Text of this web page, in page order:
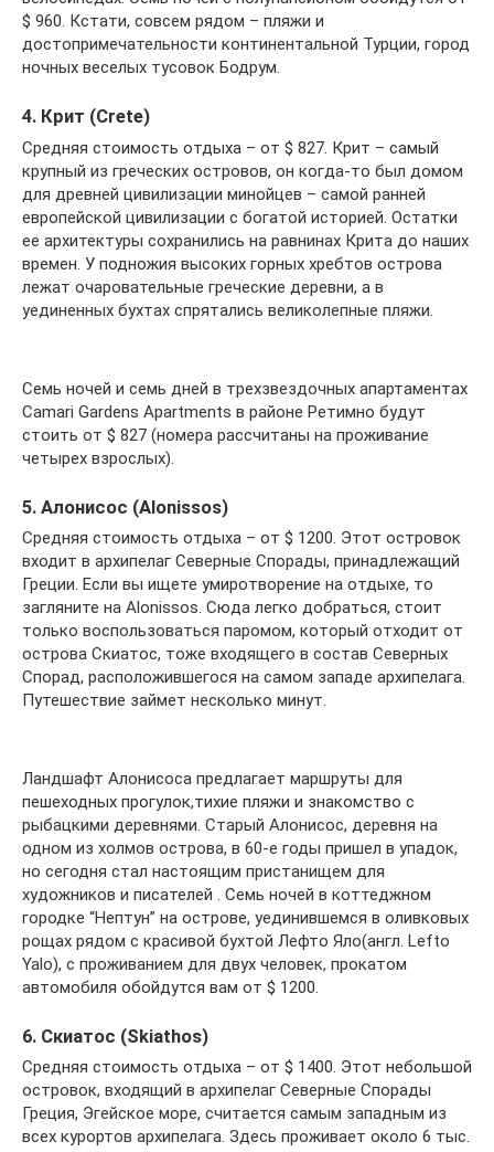
$ 960. Кстати, совсем рядом – пляжи и
достопримечательности континентальной Турции, город
ночных веселых тусовок Бодрум.
4. Крит (Crete)
Средняя стоимость отдыха – от $ 827. Крит – самый
крупный из греческих островов, он когда-то был домом
для древней цивилизации минойцев – самой ранней
европейской цивилизации с богатой историей. Остатки
ее архитектуры сохранились на равнинах Крита до наших
времен. У подножия высоких горных хребтов острова
лежат очаровательные греческие деревни, а в
уединенных бухтах спрятались великолепные пляжи.
Семь ночей и семь дней в трехзвездочных апартаментах
Camari Gardens Apartments в районе Ретимно будут
стоить от $ 827 (номера рассчитаны на проживание
четырех взрослых).
5. Алонисос (Alonissos)
Средняя стоимость отдыха – от $ 1200. Этот островок
входит в архипелаг Северные Спорады, принадлежащий
Греции. Если вы ищете умиротворение на отдыхе, то
загляните на Alonissos. Сюда легко добраться, стоит
только воспользоваться паромом, который отходит от
острова Скиатос, тоже входящего в состав Северных
Спорад, расположившегося на самом западе архипелага.
Путешествие займет несколько минут.
Ландшафт Алонисоса предлагает маршруты для
пешеходных прогулок,тихие пляжи и знакомство с
рыбацкими деревнями. Старый Алонисос, деревня на
одном из холмов острова, в 60-е годы пришел в упадок,
но сегодня стал настоящим пристанищем для
художников и писателей . Семь ночей в коттеджном
городке “Нептун” на острове, уединившемся в оливковых
рощах рядом с красивой бухтой Лефто Яло(англ. Lefto
Yalo), с проживанием для двух человек, прокатом
автомобиля обойдутся вам от $ 1200.
6. Скиатос (Skiathos)
Cредняя стоимость отдыха – от $ 1400. Этот небольшой
островок, входящий в архипелаг Северные Спорады
Греция, Эгейское море, считается самым западным из
всех курортов архипелага. Здесь проживает около 6 тыс.